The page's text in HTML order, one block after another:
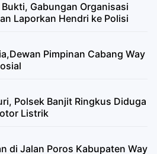
Gabungan Organisasi
Laporkan Hendri ke Polisi
Pimpinan Cabang Way
Polsek Banjit Ringkus Diduga
Listrik
di Jalan Poros Kabupaten Way